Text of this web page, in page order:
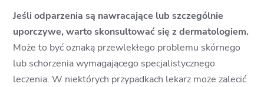
Jeśli odparzenia są nawracające lub szczególnie
uporczywe, warto skonsultować się z dermatologiem.
Może to być oznaką przewlekłego problemu skórnego
lub schorzenia wymagającego specjalistycznego
leczenia. W niektórych przypadkach lekarz może zalecić